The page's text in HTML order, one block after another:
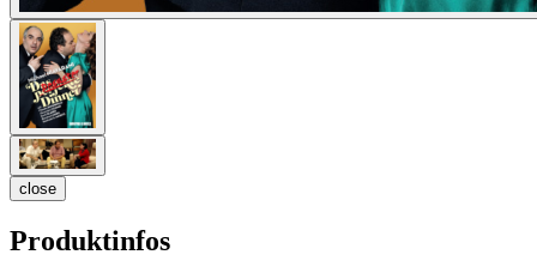
close
Produktinfos